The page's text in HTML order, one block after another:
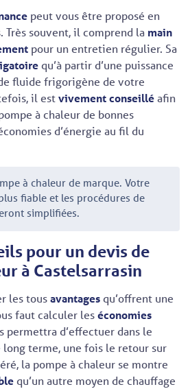
peut vous être proposé en
souvent, il comprend la main
pour un entretien régulier. Sa
qu’à partir d’une puissance
fluide frigorigène de votre
il estvivement conseilléafin
à chaleur de bonnes
d’énergie au fil du
à chaleur de marque. Votre
fiable et les procédures de
simplifiées.
pour un devis de
à Castelsarrasin
les tousavantagesqu’offrent une
faut calculer leséconomies
permettra d’effectuer dans le
long terme, une fois le retour sur
la pompe à chaleur se montre
qu’un autre moyen de chauffage